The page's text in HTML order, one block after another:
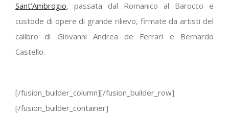
Sant’Ambrogio, passata dal Romanico al Barocco e
custode di opere di grande rilievo, firmate da artisti del
calibro di Giovanni Andrea de Ferrari e Bernardo
Castello.
[/fusion_builder_column][/fusion_builder_row]
[/fusion_builder_container]